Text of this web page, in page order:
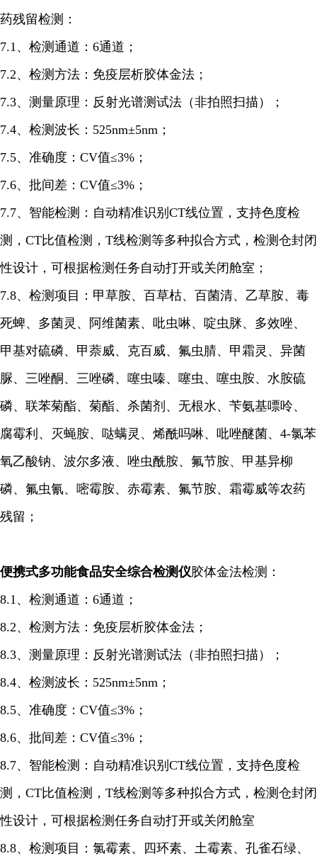
药残留检测：
7.1、检测通道：6通道；
7.2、检测方法：免疫层析胶体金法；
7.3、测量原理：反射光谱测试法（非拍照扫描）；
7.4、检测波长：525nm±5nm；
7.5、准确度：CV值≤3%；
7.6、批间差：CV值≤3%；
7.7、智能检测：自动精准识别CT线位置，支持色度检
测，CT比值检测，T线检测等多种拟合方式，检测仓封闭
性设计，可根据检测任务自动打开或关闭舱室；
7.8、检测项目：甲草胺、百草枯、百菌清、乙草胺、毒
死蜱、多菌灵、阿维菌素、吡虫啉、啶虫脒、多效唑、
甲基对硫磷、甲萘威、克百威、氟虫腈、甲霜灵、异菌
脲、三唑酮、三唑磷、噻虫嗪、噻虫、噻虫胺、水胺硫
磷、联苯菊酯、菊酯、杀菌剂、无根水、苄氨基嘌呤、
腐霉利、灭蝇胺、哒螨灵、烯酰吗啉、吡唑醚菌、4-氯苯
氧乙酸钠、波尔多液、唑虫酰胺、氟节胺、甲基异柳
磷、氟虫氰、嘧霉胺、赤霉素、氟节胺、霜霉威等农药
残留；
便携式多功能食品安全综合检测仪胶体金法检测：
8.1、检测通道：6通道；
8.2、检测方法：免疫层析胶体金法；
8.3、测量原理：反射光谱测试法（非拍照扫描）；
8.4、检测波长：525nm±5nm；
8.5、准确度：CV值≤3%；
8.6、批间差：CV值≤3%；
8.7、智能检测：自动精准识别CT线位置，支持色度检
测，CT比值检测，T线检测等多种拟合方式，检测仓封闭
性设计，可根据检测任务自动打开或关闭舱室
8.8、检测项目：氯霉素、四环素、土霉素、孔雀石绿、